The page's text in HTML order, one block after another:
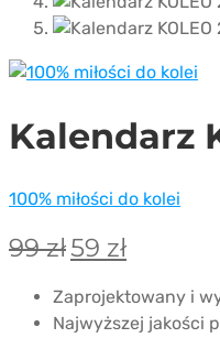
Kalendarz
100% miłości do kolei
99zł Pierwotna
cena
wynosiła:
99 zł.
59 złAktualna
cena
wynosi:
59 zł.
Zaprojektowany i
Najwyższej jakości